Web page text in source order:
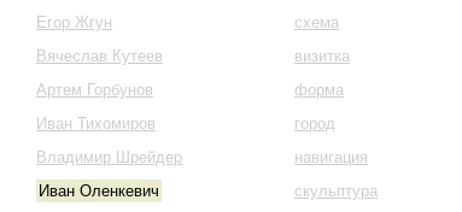
Егор Жгун
Вячеслав Кутеев
Артем Горбунов
Иван Тихомиров
Владимир Шрейдер
Иван Оленкевич
схема
визитка
форма
город
навигация
скульптура